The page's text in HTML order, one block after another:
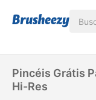
Pincéis Grátis
Hi-Res